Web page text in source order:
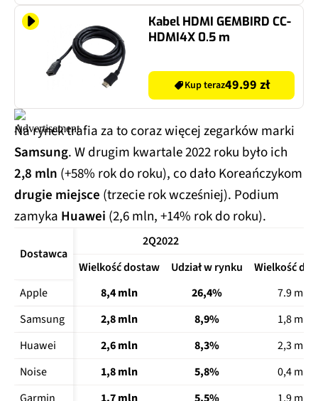
Kabel HDMI GEMBIRD CC-
HDMI4X 0.5 m
Kup teraz49.99 zł
Na rynek trafia za to coraz więcej zegarków marki
Samsung. W drugim kwartale 2022 roku było ich
2,8 mln (+58% rok do roku), co dało Koreańczykom
drugie miejsce (trzecie rok wcześniej). Podium
zamyka Huawei (2,6 mln, +14% rok do roku).
Dostawca
2Q2022
Wielkość dostaw
Udział w rynku
Wielkość
Apple
8,4 mln 26,4%
7.9 mln
Samsung
2,8 mln 8,9%
1,8 mln
Huawei
2,6 mln 8,3%
2,3 mln
Noise
1,8 mln 5,8%
0,4 mln